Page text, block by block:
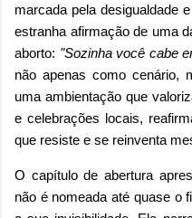
marcada pela desigualdade
estranha afirmação de uma
aborto: "Sozinha você cabe
não apenas como cenário,
uma ambientação que
e celebrações locais,
que resiste e se reinventa
O capítulo de abertura
não é nomeada até quase o